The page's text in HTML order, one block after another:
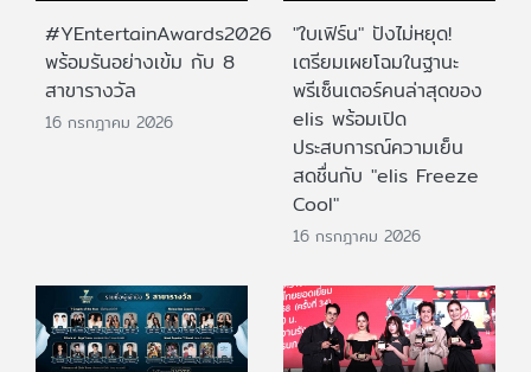
#YEntertainAwards2026
พร้อมรันอย่างเข้ม กับ 8
สาขารางวัล
16 กรกฎาคม 2026
"ใบเฟิร์น" ปังไม่หยุด!
เตรียมเผยโฉมในฐานะ
พรีเซ็นเตอร์คนล่าสุดของ
elis พร้อมเปิด
ประสบการณ์ความเย็น
สดชื่นกับ "elis Freeze
Cool"
16 กรกฎาคม 2026